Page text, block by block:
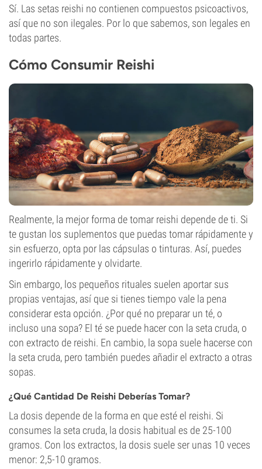
Sí. Las setas reishi no contienen compuestos psicoactivos,
así que no son ilegales. Por lo que sabemos, son legales en
todas partes.
Cómo Consumir Reishi
Realmente, la mejor forma de tomar reishi depende de ti. Si
te gustan los suplementos que puedas tomar rápidamente y
sin esfuerzo, opta por las cápsulas o tinturas. Así, puedes
ingerirlo rápidamente y olvidarte.
Sin embargo, los pequeños rituales suelen aportar sus
propias ventajas, así que si tienes tiempo vale la pena
considerar esta opción. ¿Por qué no preparar un té, o
incluso una sopa? El té se puede hacer con la seta cruda, o
con extracto de reishi. En cambio, la sopa suele hacerse con
la seta cruda, pero también puedes añadir el extracto a otras
sopas.
¿Qué Cantidad De Reishi Deberías Tomar?
La dosis depende de la forma en que esté el reishi. Si
consumes la seta cruda, la dosis habitual es de 25-100
gramos. Con los extractos, la dosis suele ser unas 10 veces
menor: 2,5-10 gramos.